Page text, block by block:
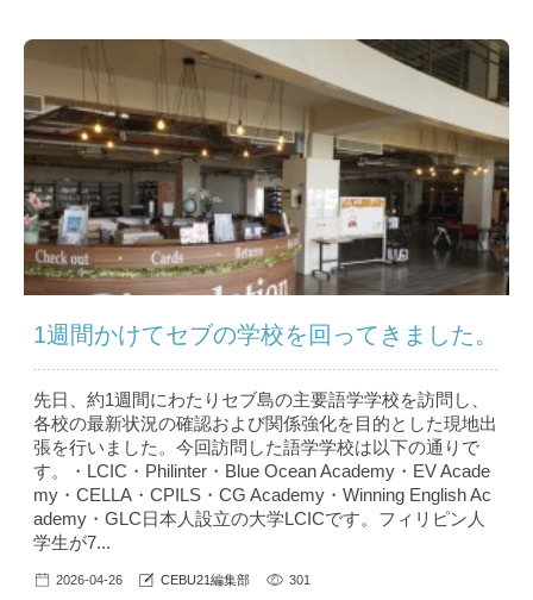
1週間かけてセブの学校を回ってきました。
先日、約1週間にわたりセブ島の主要語学学校を訪問し、
各校の最新状況の確認および関係強化を目的とした現地出
張を行いました。今回訪問した語学学校は以下の通りで
す。・LCIC・Philinter・Blue Ocean Academy・EV Acade
my・CELLA・CPILS・CG Academy・Winning English Ac
ademy・GLC日本人設立の大学LCICです。フィリピン人
学生が7...
2026-04-26 CEBU21編集部 301